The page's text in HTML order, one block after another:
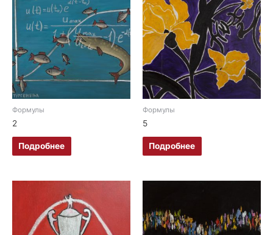
Формулы
2
Подробнее
Формулы
5
Подробнее